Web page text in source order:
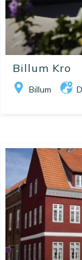
Billum Kro
Billum